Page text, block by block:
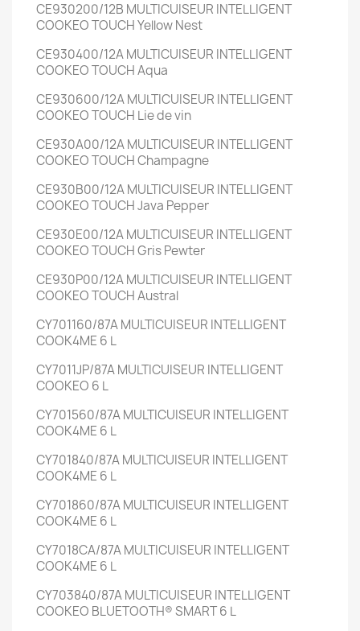
CE930200/12B MULTICUISEUR INTELLIGENT
COOKEO TOUCHYellow Nest
CE930400/12AMULTICUISEUR INTELLIGENT
COOKEO TOUCHAqua
CE930600/12AMULTICUISEUR INTELLIGENT
COOKEO TOUCH Lie de vin
CE930A00/12AMULTICUISEUR INTELLIGENT
COOKEO TOUCHChampagne
CE930B00/12AMULTICUISEUR INTELLIGENT
COOKEO TOUCHJava Pepper
CE930E00/12AMULTICUISEUR INTELLIGENT
COOKEO TOUCHGris Pewter
CE930P00/12AMULTICUISEUR INTELLIGENT
COOKEO TOUCHAustral
CY701160/87AMULTICUISEUR INTELLIGENT
COOK4ME 6 L
CY7011JP/87AMULTICUISEUR INTELLIGENT
COOKEO 6 L
CY701560/87AMULTICUISEUR INTELLIGENT
COOK4ME 6 L
CY701840/87AMULTICUISEUR INTELLIGENT
COOK4ME 6 L
CY701860/87AMULTICUISEUR INTELLIGENT
COOK4ME 6 L
CY7018CA/87AMULTICUISEUR INTELLIGENT
COOK4ME 6 L
CY703840/87AMULTICUISEUR INTELLIGENT
COOKEO BLUETOOTH® SMART6 L